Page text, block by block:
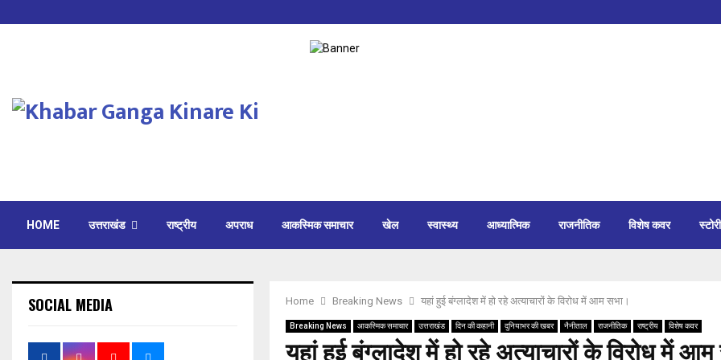
HOME उत्तराखंड राष्ट्रीय अपराध आकस्मिक समाचार खेल स्वास्थ्य आध्यात्मिक राजनीतिक विशेष कवर स्टोरी
Home Breaking News यहां हुई बंग्लादेश में हो रहे अत्याचारों के विरोध में आम सभा।
Breaking News आकस्मिक समाचार उत्तराखंड दिन की कहानी दुनियाभर की खबर नैनीताल राजनीतिक राष्ट्रीय विशेष कवर
SOCIAL MEDIA